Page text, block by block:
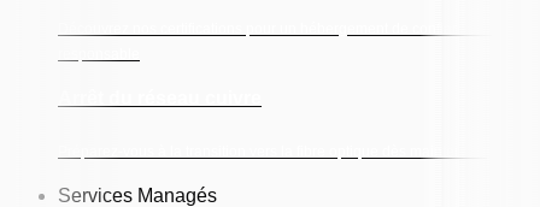
Services Managés